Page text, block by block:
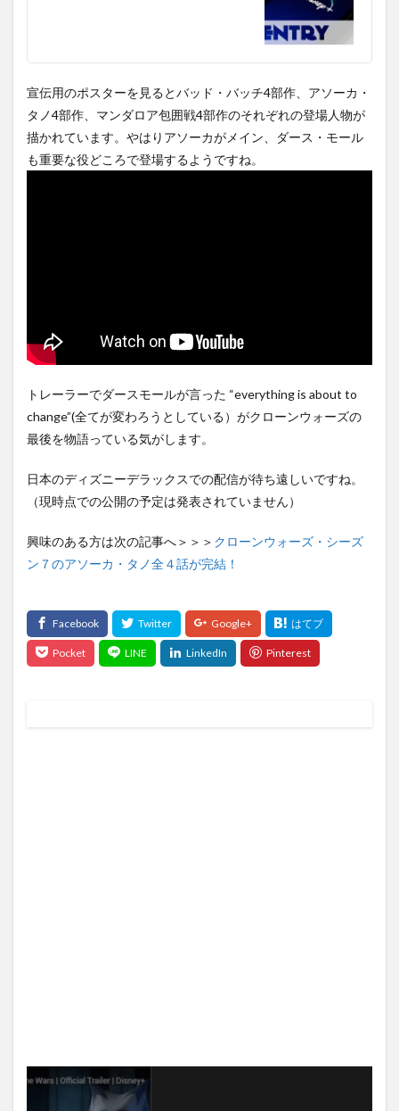
宣伝用のポスターを見るとバッド・バッチ4部作、アソーカ・
タノ4部作、マンダロア包囲戦4部作のそれぞれの登場人物が
描かれています。やはりアソーカがメイン、ダース・モール
も重要な役どころで登場するようですね。
トレーラーでダースモールが言った “everything is about to
change”(全てが変わろうとしている）がクローンウォーズの
最後を物語っている気がします。
日本のディズニーデラックスでの配信が待ち遠しいですね。
（現時点での公開の予定は発表されていません）
興味のある方は次の記事へ＞＞＞ クローンウォーズ・シーズ
ン７のアソーカ・タノ全４話が完結！